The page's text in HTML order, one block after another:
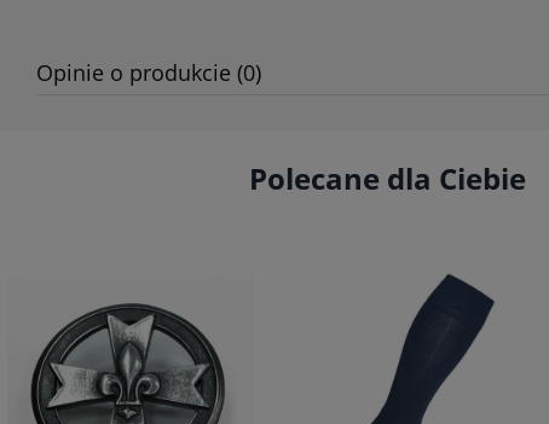
Opinie o produkcie (0)